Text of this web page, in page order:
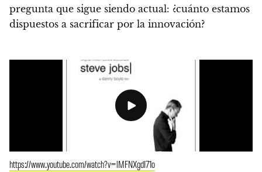
pregunta que sigue siendo actual: ¿cuánto estamos
dispuestos a sacrificar por la innovación?
https://www.youtube.com/watch?v=lMFNXgdI71o